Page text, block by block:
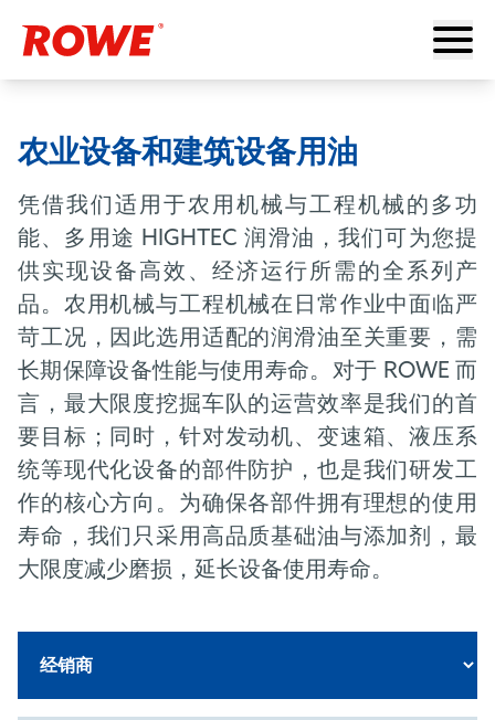
农业设备和建筑设备用油
凭借我们适用于农用机械与工程机械的多功
能、多用途 HIGHTEC润滑油，我们可为您提
供实现设备高效、经济运行所需的全系列产
品。农用机械与工程机械在日常作业中面临严
苛工况，因此选用适配的润滑油至关重要，需
长期保障设备性能与使用寿命。对于 ROWE 而
言，最大限度挖掘车队的运营效率是我们的首
要目标；同时，针对发动机、变速箱、液压系
统等现代化设备的部件防护，也是我们研发工
作的核心方向。为确保各部件拥有理想的使用
寿命，我们只采用高品质基础油与添加剂，最
大限度减少磨损，延长设备使用寿命。